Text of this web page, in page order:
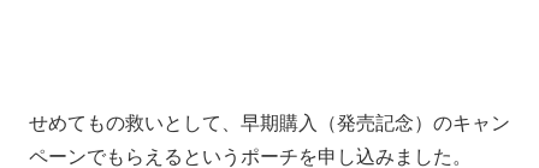
せめてもの救いとして、早期購入（発売記念）のキャン
ペーンでもらえるというポーチを申し込みました。